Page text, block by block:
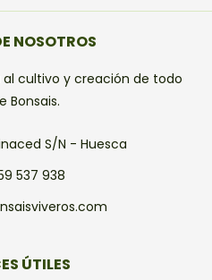
NOSOTROS
al cultivo y creación de todo
Bonsais.
S/N - Huesca
537 938
ÚTILES